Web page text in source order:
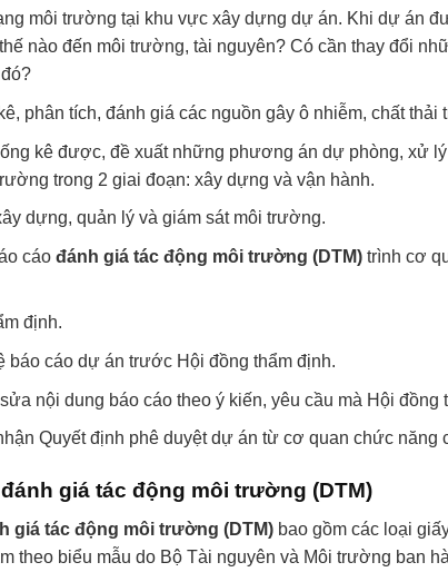
môi trường tại khu vực xây dựng dự án. Khi dự án
nào đến môi trường, tài nguyên? Có cần thay đổi
phân tích, đánh giá các nguồn gây ô nhiễm, chất thải
kê được, đề xuất những phương án dự phòng, xử
trong 2 giai đoạn: xây dựng và vận hành.
dựng, quản lý và giám sát môi trường.
cáo đánh giá tác động môi trường (DTM)trình cơ
định.
báo cáo dự án trước Hội đồng thẩm định.
nội dung báo cáo theo ý kiến, yêu cầu mà Hội đồng
Quyết định phê duyệt dự án từ cơ quan chức năng
giá tác động môi trường (DTM)
giá tác động môi trường (DTM) bao gồm các loại
theo biểu mẫu do Bộ Tài nguyên và Môi trường ban